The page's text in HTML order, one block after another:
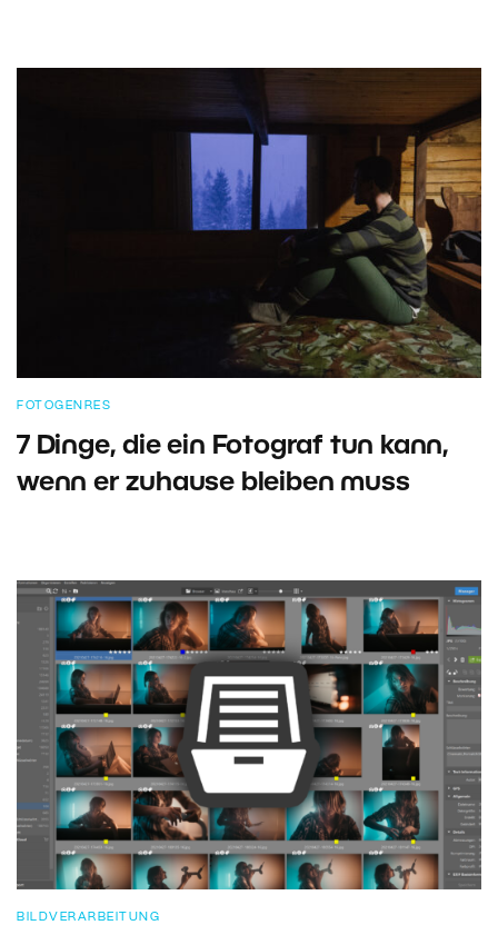
FOTOGENRES
7 Dinge, die ein Fotograf tun kann,
wenn er zuhause bleiben muss
BILDVERARBEITUNG